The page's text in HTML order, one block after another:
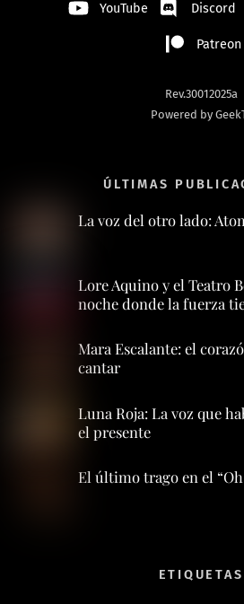
YouTube Discord
Patreon
Rev.30012025a
Powered by
ÚLTIMAS
La voz del otro lado:
Lore Aquino y el Teatro
noche donde la fuerza
Mara Escalante: el
cantar
Luna Roja: La voz que
el presente
El último trago en el “Oh
ETIQUETAS